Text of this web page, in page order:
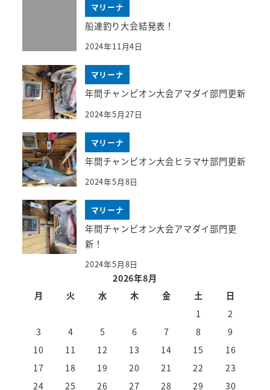
マリーナ
船連釣り大会結発表！
2024年11月4日
マリーナ
年間チャンピオン大会アマダイ部門更新
2024年5月27日
マリーナ
年間チャンピオン大会ヒラマサ部門更新
2024年5月8日
マリーナ
年間チャンピオン大会アマダイ部門更
新！
2024年5月8日
2026年8月
月
火 水 木 金 土
日
1
2
3
4 5 6 7 8
9
10
11 12 13 14 15
16
17
18 19 20 21 22
23
24
25 26 27 28 29
30